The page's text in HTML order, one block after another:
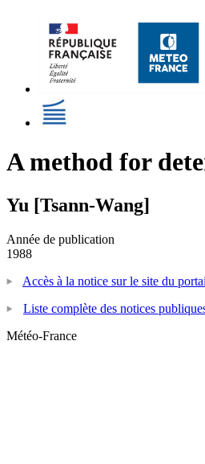
A method for
Yu [Tsann-Wang]
Année de publication
1988
Accès à la notice sur le site du
Liste complète des notices
Météo-France